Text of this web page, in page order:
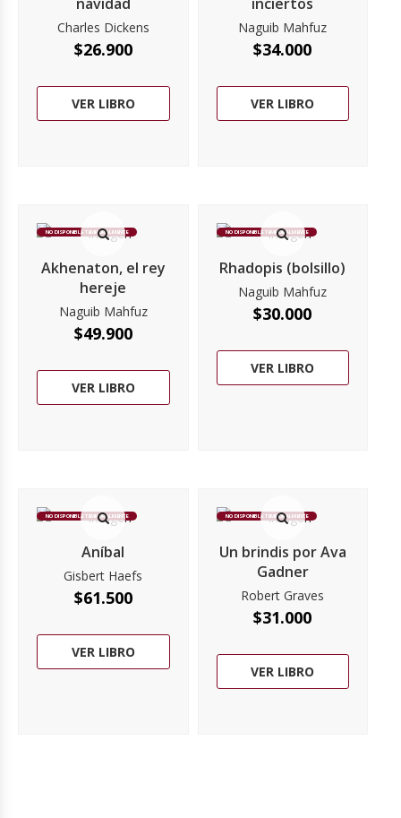
Charles Dickens
$26.900
VER LIBRO
Naguib Mahfuz
$34.000
VER LIBRO
NO DISPONIBLE TEMPORALMENTE
Akhenaton, el rey
hereje
Naguib Mahfuz
$49.900
VER LIBRO
NO DISPONIBLE TEMPORALMENTE
Rhadopis (bolsillo)
Naguib Mahfuz
$30.000
VER LIBRO
NO DISPONIBLE TEMPORALMENTE
Aníbal
Gisbert Haefs
$61.500
VER LIBRO
NO DISPONIBLE TEMPORALMENTE
Un brindis por Ava
Gadner
Robert Graves
$31.000
VER LIBRO